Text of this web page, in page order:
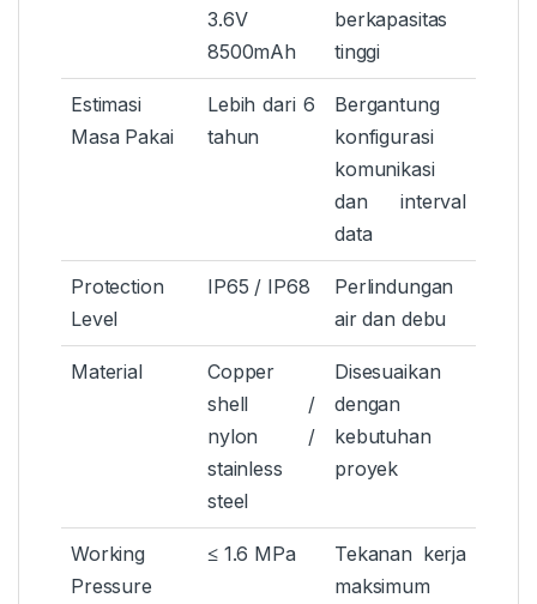
3.6V
8500mAh
berkapasitas
tinggi
Estimasi
Masa Pakai
Lebih dari 6
tahun
Bergantung
konfigurasi
komunikasi
dan interval
data
Protection
Level
IP65 / IP68
Perlindungan
air dan debu
Material
Copper
shell /
nylon /
stainless
steel
Disesuaikan
dengan
kebutuhan
proyek
Working
Pressure
≤ 1.6 MPa
Tekanan kerja
maksimum